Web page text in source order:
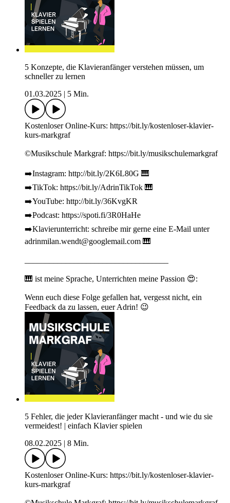
5 Konzepte, die Klavieranfänger verstehen müssen, um
schneller zu lernen
01.03.2025
5 Min.
Kostenloser Online-Kurs: https://bit.ly/kostenloser-klavier-
kurs-markgraf
©Musikschule Markgraf: https://bit.ly/musikschulemarkgraf
➡️Instagram: http://bit.ly/2K6L80G 🎹
➡️TikTok: https://bit.ly/AdrinTikTok 🎹
➡️YouTube: http://bit.ly/36KvgKR
➡️Podcast: https://spoti.fi/3R0HaHe
➡️Klavierunterricht: schreibe mir gerne eine E-Mail unter
adrinmilan.wendt@googlemail.com 🎹
🎹 ist meine Sprache, Unterrichten meine Passion 😍:
Wenn euch diese Folge gefallen hat, vergesst nicht, ein
Feedback da zu lassen, euer Adrin! 😉
5 Fehler, die jeder Klavieranfänger macht - und wie du sie
vermeidest! | einfach Klavier spielen
08.02.2025
8 Min.
Kostenloser Online-Kurs: https://bit.ly/kostenloser-klavier-
kurs-markgraf